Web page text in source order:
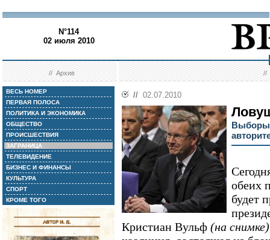
N°114
02 июля 2010
//Архив //
ВЕСЬ НОМЕР
ПЕРВАЯ ПОЛОСА
ПОЛИТИКА И ЭКОНОМИКА
ОБЩЕСТВО
ПРОИСШЕСТВИЯ
ЗАГРАНИЦА
ТЕЛЕВИДЕНИЕ
БИЗНЕС И ФИНАНСЫ
КУЛЬТУРА
СПОРТ
КРОМЕ ТОГО
// 02.07.2010
Выборы
обеих
будет
Кристиан Вульф (на снимке)